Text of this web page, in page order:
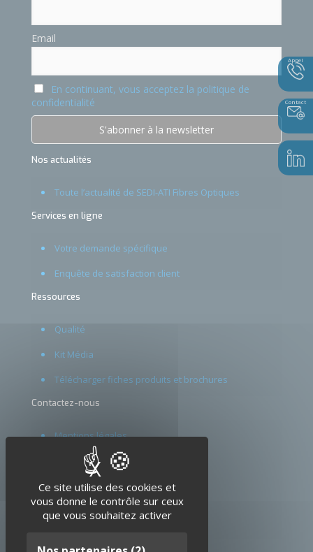
Ce site utilise des cookies et
vous donne le contrôle sur ceux
que vous souhaitez activer
XMasquer le bandeau
Email
En continuant, vous acceptez la politique de
confidentialité
Nos actualités
Toute l’actualité de SEDI-ATI Fibres Optiques
Services en ligne
Votre demande spécifique
Enquête de satisfaction client
Ressources
Qualité
Kit Média
Télécharger fiches produits et brochures
Contactez-nous
Mentions légales
Glossaire
Appel
Contact